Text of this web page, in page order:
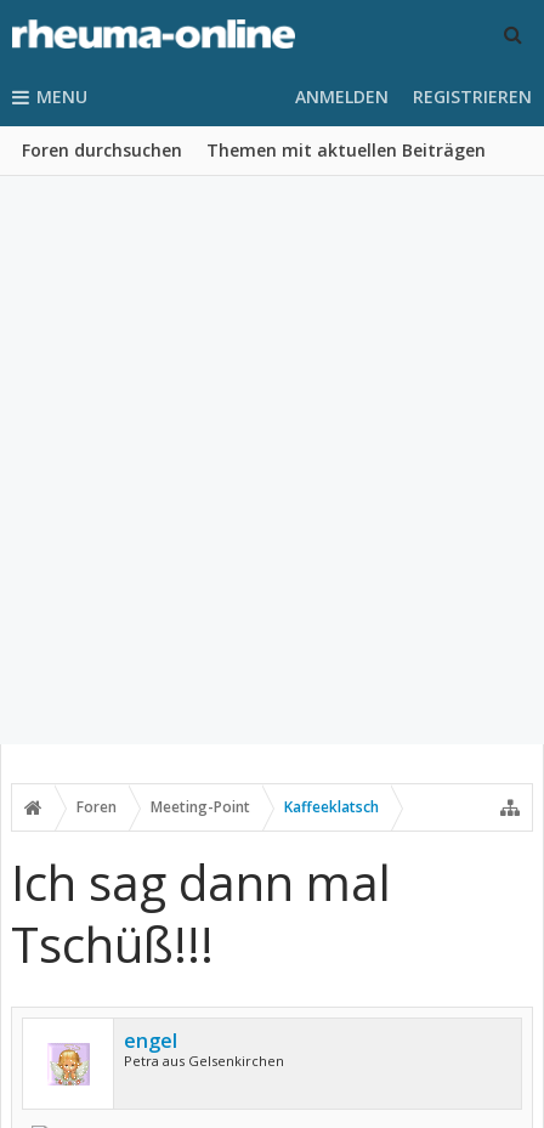
MENU
Foren durchsuchen Themen mit aktuellen Beiträgen
ANMELDEN REGISTRIEREN
Foren Meeting-Point Kaffeeklatsch
Ich sag dann mal
Tschüß!!!
engel
Petra aus Gelsenkirchen